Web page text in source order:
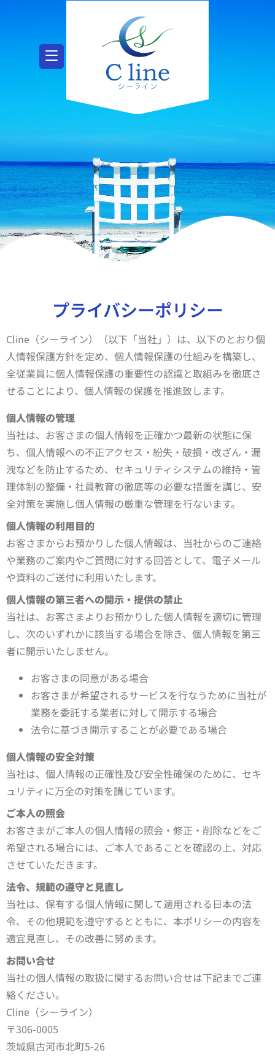
プライバシーポリシー
Cline（シーライン）（以下「当社」）は、以下のとおり個
人情報保護方針を定め、個人情報保護の仕組みを構築し、
全従業員に個人情報保護の重要性の認識と取組みを徹底さ
せることにより、個人情報の保護を推進致します。
個人情報の管理
当社は、お客さまの個人情報を正確かつ最新の状態に保
ち、個人情報への不正アクセス・紛失・破損・改ざん・漏
洩などを防止するため、セキュリティシステムの維持・管
理体制の整備・社員教育の徹底等の必要な措置を講じ、安
全対策を実施し個人情報の厳重な管理を行ないます。
個人情報の利用目的
お客さまからお預かりした個人情報は、当社からのご連絡
や業務のご案内やご質問に対する回答として、電子メール
や資料のご送付に利用いたします。
個人情報の第三者への開示・提供の禁止
当社は、お客さまよりお預かりした個人情報を適切に管理
し、次のいずれかに該当する場合を除き、個人情報を第三
者に開示いたしません。
お客さまの同意がある場合
お客さまが希望されるサービスを行なうために当社が
業務を委託する業者に対して開示する場合
法令に基づき開示することが必要である場合
個人情報の安全対策
当社は、個人情報の正確性及び安全性確保のために、セキ
ュリティに万全の対策を講じています。
ご本人の照会
お客さまがご本人の個人情報の照会・修正・削除などをご
希望される場合には、ご本人であることを確認の上、対応
させていただきます。
法令、規範の遵守と見直し
当社は、保有する個人情報に関して適用される日本の法
令、その他規範を遵守するとともに、本ポリシーの内容を
適宜見直し、その改善に努めます。
お問い合せ
当社の個人情報の取扱に関するお問い合せは下記までご連
絡ください。
Cline（シーライン）
〒306-0005
茨城県古河市北町5-26